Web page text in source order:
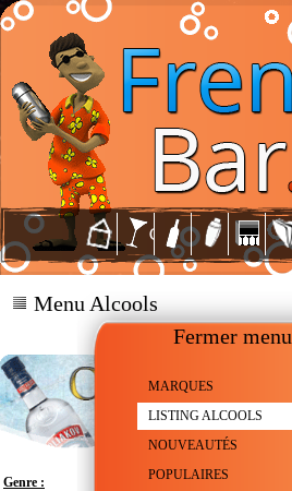
Fermer menu
MARQUES
LISTING ALCOOLS
NOUVEAUTÉS
POPULAIRES
Menu Alcools
Genre : Vodka